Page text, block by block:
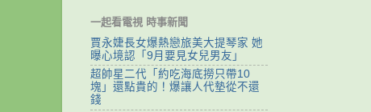
一起看電視 時事新聞
賈永婕長女爆熱戀旅美大提琴家 她
曝心境認「9月要見女兒男友」
超帥星二代「約吃海底撈只帶10
塊」還點貴的！爆讓人代墊從不還
錢